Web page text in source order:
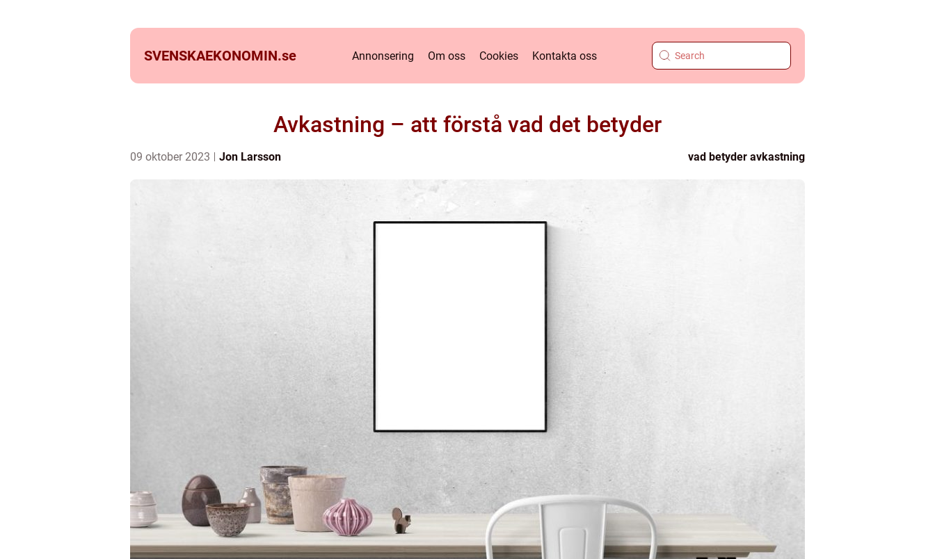
SVENSKAEKONOMIN.se Annonsering Om oss Cookies Kontakta oss
Avkastning – att förstå vad det betyder
09 oktober 2023 Jon Larsson vad betyder avkastning